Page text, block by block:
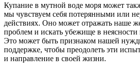
Купание в мутной воде моря может
мы чувствуем себя потерянными или
действиях. Оно может отражать наше
проблем и искать убежище в неясности
Это может быть признаком нашей
поддержке, чтобы преодолеть эти
и направление в своей жизни.